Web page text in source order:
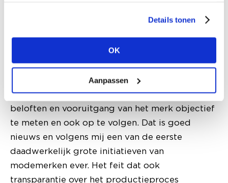
Details tonen
OK
Aanpassen
meetbare duurzame kenmerken heeft.
Tegelijkertijd heeft het Amerikaanse label een
nieuw platform gelanceerd – Duurzaam for All
Mankind – dat de criteria bepaalt voor
duurzame materialen en productiemethoden en
dat gebruikt zal worden om de werkelijke
beloften en vooruitgang van het merk objectief
te meten en ook op te volgen. Dat is goed
nieuws en volgens mij een van de eerste
daadwerkelijk grote initiatieven van
modemerken ever. Het feit dat ook
transparantie over het productieproces